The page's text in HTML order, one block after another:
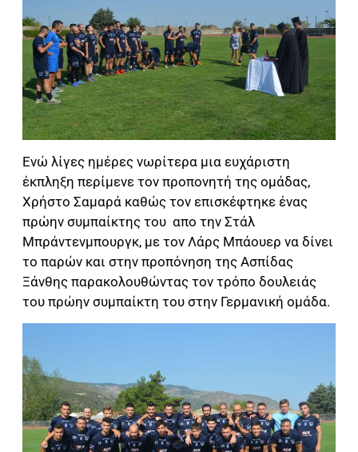
Ενώ λίγες ημέρες νωρίτερα μια ευχάριστη
έκπληξη περίμενε τον προπονητή της ομάδας,
Χρήστο Σαμαρά καθώς τον επισκέφτηκε ένας
πρώην συμπαίκτης του απο την Στάλ
Μπράντενμπουργκ, με τον Λάρς Μπάουερ να δίνει
το παρών και στην προπόνηση της Ασπίδας
Ξάνθης παρακολουθώντας τον τρόπο δουλειάς
του πρώην συμπαίκτη του στην Γερμανική ομάδα.